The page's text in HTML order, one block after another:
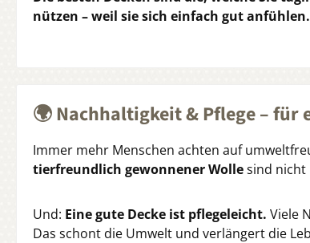
nützen – weil sie sich einfach gut anfühlen.
🌍 Nachhaltigkeit & Pflege – für
Immer mehr Menschen achten auf
tierfreundlich gewonnener Wollesind nicht
Und: Eine gute Decke ist pflegeleicht. Viele
Das schont die Umwelt und verlängert die